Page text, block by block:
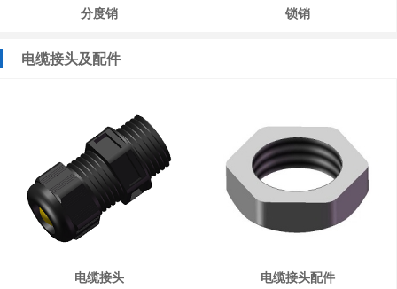
分度销 锁销
电缆接头及配件
电缆接头 电缆接头配件